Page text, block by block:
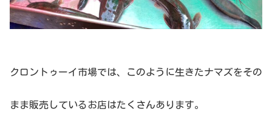
クロントゥーイ市場では、このように生きたナマズをその
まま販売しているお店はたくさんあります。